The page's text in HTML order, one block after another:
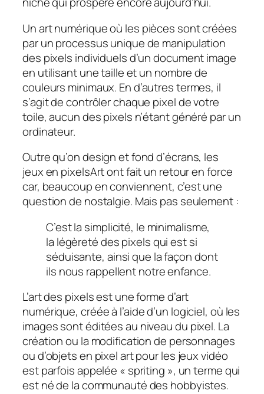
Un art numériqueoù les pièces sont créées
par un processus unique de manipulation
des pixels individuels d’un document image
en utilisant une taille et un nombre de
couleurs minimaux. En d’autres termes, il
s’agit de contrôler chaque pixel de votre
toile, aucun des pixels n’étant généré par un
ordinateur.
Outre qu’on design et fond d’écrans, les
jeux en pixelsArt ont fait un retour en force
car, beaucoup en conviennent, c’est une
question de nostalgie. Mais pas seulement :
C’est la simplicité, le minimalisme,
la légèreté des pixels qui est si
séduisante, ainsi que la façon dont
ils nous rappellent notre enfance.
L’art des pixels est une forme d’art
numérique, créée à l’aide d’un logiciel, où les
images sont éditées au niveau du pixel. La
création ou la modification de personnages
ou d’objets en pixel art pour les jeux vidéo
est parfois appelée « spriting », un terme qui
est né de la communauté des hobbyistes.